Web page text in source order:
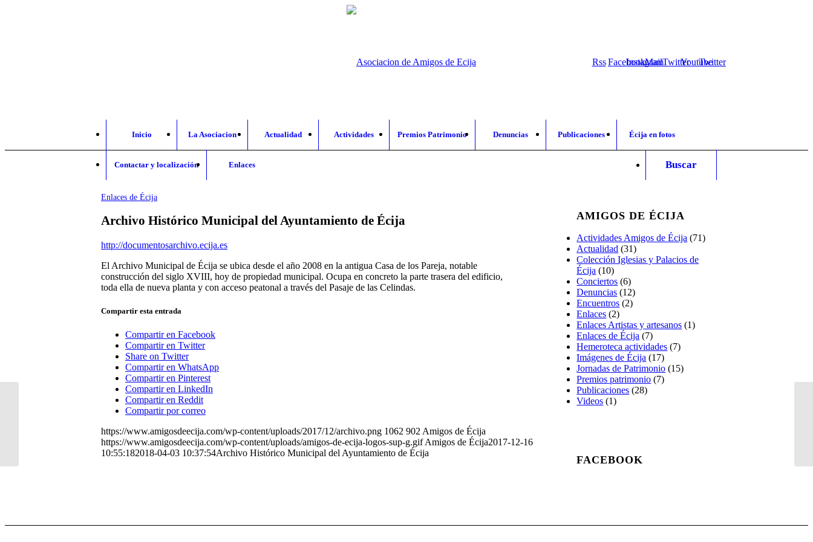
Rss FacebookInstagram
MailTwitterYoutubeTwitter
Inicio La Asociacion Actualidad Actividades Premios Patrimonio Denuncias Publicaciones Écija en fotos
Contactar y localización Enlaces Buscar
Enlaces de Écija
Archivo Histórico Municipal del Ayuntamiento de Écija
http://documentosarchivo.ecija.es
El Archivo Municipal de Écija se ubica desde el año 2008 en la antigua Casa de los Pareja, notable
construcción del siglo XVIII, hoy de propiedad municipal. Ocupa en concreto la parte trasera del edificio,
toda ella de nueva planta y con acceso peatonal a través del Pasaje de las Celindas.
Compartir esta entrada
Compartir en Facebook
Compartir en Twitter
Share on Twitter
Compartir en WhatsApp
Compartir en Pinterest
Compartir en LinkedIn
Compartir en Reddit
Compartir por correo
https://www.amigosdeecija.com/wp-content/uploads/2017/12/archivo.png 1062 902 Amigos de Écija
https://www.amigosdeecija.com/wp-content/uploads/amigos-de-ecija-logos-sup-g.gif Amigos de Écija2017-12-16
10:55:182018-04-03 10:37:54Archivo Histórico Municipal del Ayuntamiento de Écija
AMIGOS DE ÉCIJA
Actividades Amigos de Écija (71)
Actualidad (31)
Colección Iglesias y Palacios de
Écija (10)
Conciertos (6)
Denuncias (12)
Encuentros (2)
Enlaces (2)
Enlaces Artistas y artesanos (1)
Enlaces de Écija (7)
Hemeroteca actividades (7)
Imágenes de Écija (17)
Jornadas de Patrimonio (15)
Premios patrimonio (7)
Publicaciones (28)
Videos (1)
FACEBOOK